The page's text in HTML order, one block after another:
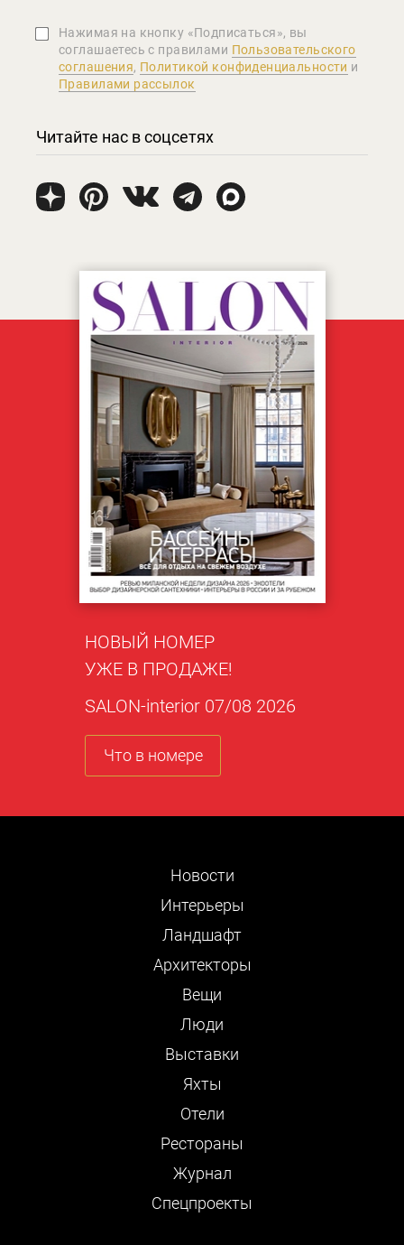
Нажимая на кнопку «Подписаться», вы
соглашаетеcь с правилами Пользовательского
соглашения, Политикой конфиденциальности и
Правилами рассылок
Читайте нас в соцсетях
НОВЫЙ НОМЕР
УЖЕ В ПРОДАЖЕ!
SALON-interior 07/08 2026
Что в номере
Новости
Интерьеры
Ландшафт
Архитекторы
Вещи
Люди
Выставки
Яхты
Отели
Рестораны
Журнал
Cпецпроекты